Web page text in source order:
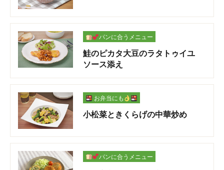
パンに合うメニュー
鮭のピカタ大豆のラタトゥイユ
ソース添え
お弁当にも
小松菜ときくらげの中華炒め
パンに合うメニュー